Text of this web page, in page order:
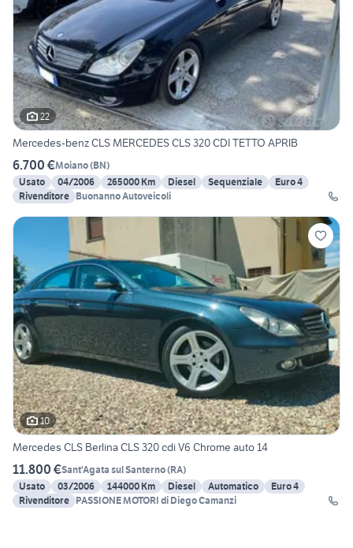
22
Mercedes-benz CLS MERCEDES CLS 320 CDI TETTO APRIB
6.700 €Moiano(BN)
Usato
04/2006 265000 Km Diesel Sequenziale
Euro 4
Rivenditore Buonanno Autoveicoli
10
Mercedes CLS Berlina CLS 320 cdi V6 Chrome auto 14
11.800 €Sant'Agata sul Santerno(RA)
Usato
03/2006 144000 Km Diesel Automatico
Euro 4
Rivenditore PASSIONE MOTORI di Diego Camanzi